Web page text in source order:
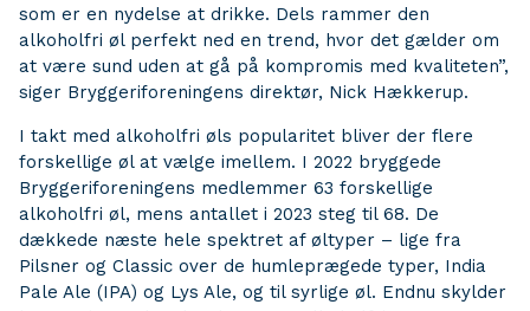
som er en nydelse at drikke. Dels rammer den
alkoholfri øl perfekt ned en trend, hvor det gælder om
at være sund uden at gå på kompromis med kvaliteten”,
siger Bryggeriforeningens direktør, Nick Hækkerup.
I takt med alkoholfri øls popularitet bliver der flere
forskellige øl at vælge imellem. I 2022 bryggede
Bryggeriforeningens medlemmer 63 forskellige
alkoholfri øl, mens antallet i 2023 steg til 68. De
dækkede næste hele spektret af øltyper – lige fra
Pilsner og Classic over de humleprægede typer, India
Pale Ale (IPA) og Lys Ale, og til syrlige øl. Endnu skylder